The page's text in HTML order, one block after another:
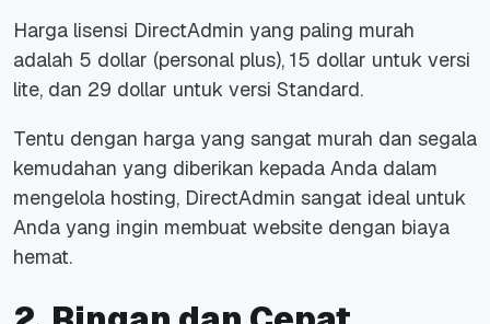
Harga lisensi DirectAdmin yang paling murah
adalah 5 dollar (personal plus), 15 dollar untuk versi
lite, dan 29 dollar untuk versi Standard.
Tentu dengan harga yang sangat murah dan segala
kemudahan yang diberikan kepada Anda dalam
mengelola hosting, DirectAdmin sangat ideal untuk
Anda yang ingin membuat website dengan biaya
hemat.